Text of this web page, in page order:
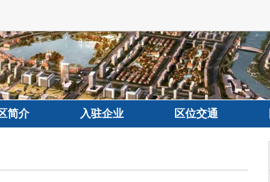
简介 入驻企业 区位交通